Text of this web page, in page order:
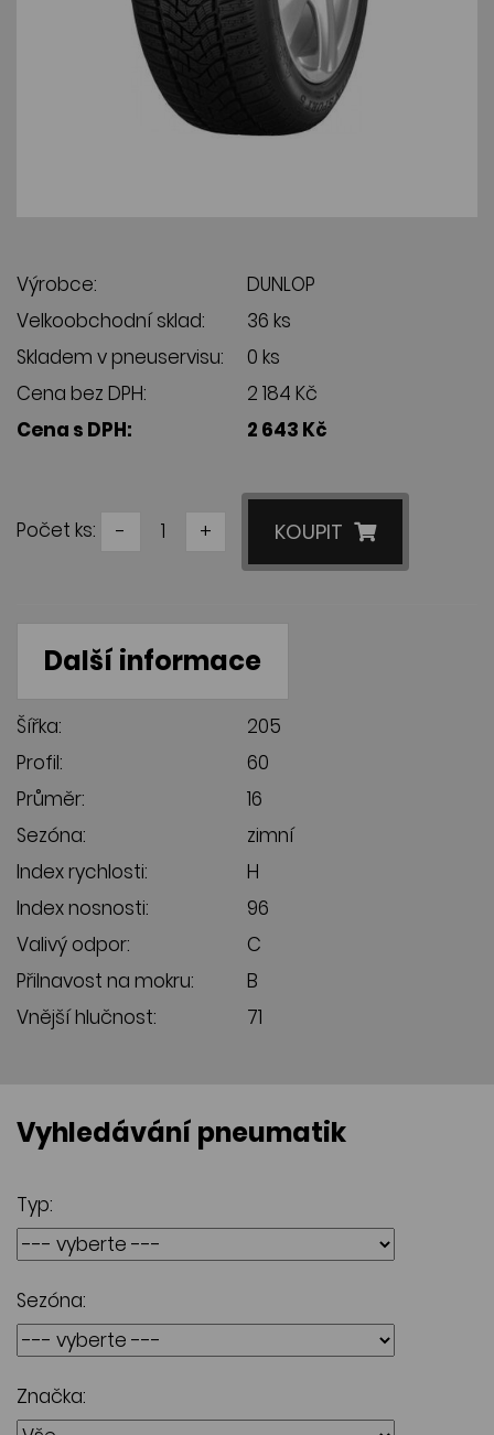
Výrobce:
DUNLOP
Velkoobchodní sklad:
36 ks
Skladem v pneuservisu:
0 ks
Cena bez DPH:
2 184 Kč
Cena s DPH:
2 643 Kč
Počet ks: - + KOUPIT
Další informace
Šířka:
205
Profil:
60
Průměr:
16
Sezóna:
zimní
Index rychlosti:
H
Index nosnosti:
96
Valivý odpor:
C
Přilnavost na mokru:
B
Vnější hlučnost:
71
Vyhledávání pneumatik
Typ:
Sezóna:
Značka: